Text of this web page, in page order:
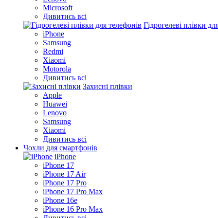
Microsoft
Дивитись всі
Гідрогелеві плівки
iPhone
Samsung
Redmi
Xiaomi
Motorola
Дивитись всі
Захисні плівки
Apple
Huawei
Lenovo
Samsung
Xiaomi
Дивитись всі
Чохли для смартфонів
iPhone
iPhone 17
iPhone 17 Air
iPhone 17 Pro
iPhone 17 Pro Max
iPhone 16e
iPhone 16 Pro Max